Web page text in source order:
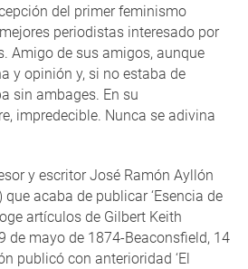
del primer feminismo
periodistas interesado por
Amigo de sus amigos, aunque
y opinión y, si no estaba de
sin ambages. En su
impredecible. Nunca se adivina
y escritor José Ramón Ayllón
acaba de publicar ‘Esencia de
artículos de Gilbert Keith
de mayo de 1874-Beaconsfield, 14
publicó con anterioridad ‘El